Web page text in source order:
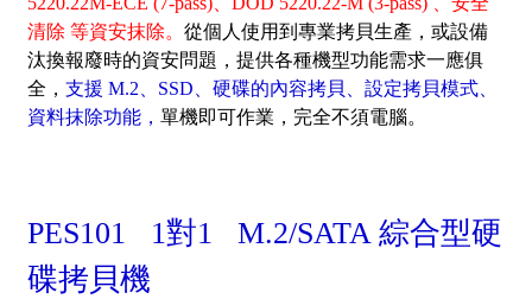
清除 等資安抹除。 從個人使用到專業拷貝生產，或設備
汰換報廢時的資安問題，提供各種機型功能需求一應俱
全， 支援 M.2、 SSD、硬碟的內容拷貝、設定拷貝模式、
資料抹除功能， 單機即可作業，完全不須電腦。
PES101 1對1 M.2/SATA 綜合型硬
碟拷貝機